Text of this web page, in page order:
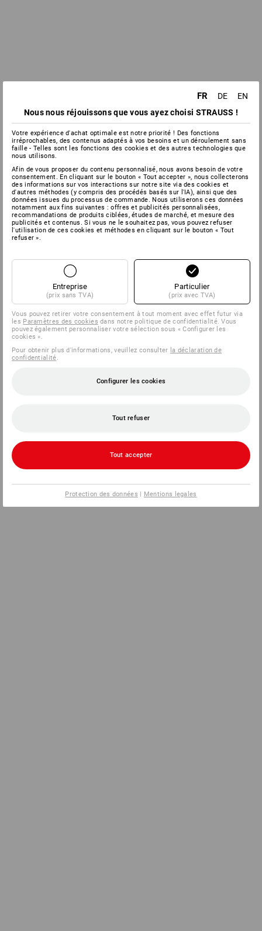
FR DE
EN
Nous nous réjouissons que vous ayez choisi STRAUSS !
Votre expérience d'achat optimale est notre priorité ! Des fonctions
irréprochables, des contenus adaptés à vos besoins et un déroulement sans
faille - Telles sont les fonctions des cookies et des autres technologies que
nous utilisons.
Afin de vous proposer du contenu personnalisé, nous avons besoin de votre
consentement. En cliquant sur le bouton « Tout accepter », nous collecterons
des informations sur vos interactions sur notre site via des cookies et
d'autres méthodes (y compris des procédés basés sur l'IA), ainsi que des
données issues du processus de commande. Nous utiliserons ces données
notamment aux fins suivantes : offres et publicités personnalisées,
recommandations de produits ciblées, études de marché, et mesure des
publicités et contenus. Si vous ne le souhaitez pas, vous pouvez refuser
l'utilisation de ces cookies et méthodes en cliquant sur le bouton « Tout
refuser ».
Entreprise
(prix sans TVA)
Particulier
(prix avec TVA)
Vous pouvez retirer votre consentement à tout moment avec effet futur via
les Paramètres des cookies dans notre politique de confidentialité. Vous
pouvez également personnaliser votre sélection sous « Configurer les
cookies ».
Pour obtenir plus d'informations, veuillez consulter la déclaration de
confidentialité
Configurer les cookies
Tout refuser
Tout accepter
Protection des données | Mentions legales